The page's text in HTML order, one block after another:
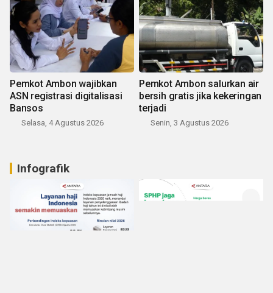
Pemkot Ambon wajibkan
ASN registrasi digitalisasi
Bansos
Selasa, 4 Agustus 2026
Pemkot Ambon salurkan air
bersih gratis jika kekeringan
terjadi
Senin, 3 Agustus 2026
Infografik